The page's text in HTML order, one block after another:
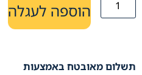
הוספה לעגלה
תשלום מאובטח באמצעות